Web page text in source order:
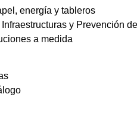
energía y tableros
y Prevención
a medida